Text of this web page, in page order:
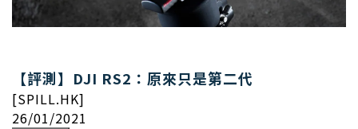
【評測】DJI RS2：原來只是第二代
[SPILL.HK]
26/01/2021